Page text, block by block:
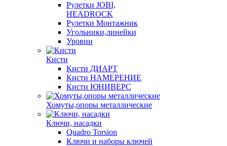
Рулетки JOBI,
HEADROCK
Рулетки Монтажник
Угольники,линейки
Уровни
Кисти
Кисти ДИАРТ
Кисти НАМЕРЕНИЕ
Кисти ЮНИВЕРС
Хомуты,опоры металлические
Ключи, насадки
Quadro Torsion
Ключи и наборы ключей